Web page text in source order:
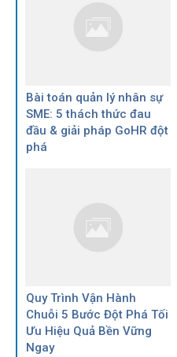
Bài toán quản lý nhân sự
SME: 5 thách thức đau
đầu & giải pháp GoHR đột
phá
Quy Trình Vận Hành
Chuỗi 5 Bước Đột Phá Tối
Ưu Hiệu Quả Bền Vững
Ngay